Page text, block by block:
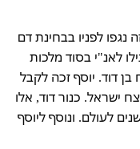
נגפו לפניו בבחינת דם
לאנ"י בסוד מלכות
בן דוד. יוסף זכה לקבל
ישראל. כנור דוד, אלו
לעולם. ונוסף ליוסף